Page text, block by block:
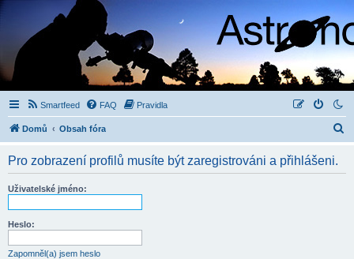
Smartfeed FAQ Pravidla
Domů Obsah fóra
Pro zobrazení profilů musíte být zaregistrováni a přihlášeni.
Uživatelské jméno:
Heslo:
Zapomněl(a) jsem heslo